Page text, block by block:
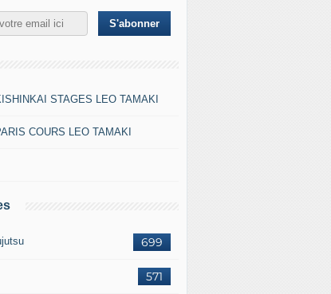
STAGES LEO TAMAKI
COURS LEO TAMAKI
699
571